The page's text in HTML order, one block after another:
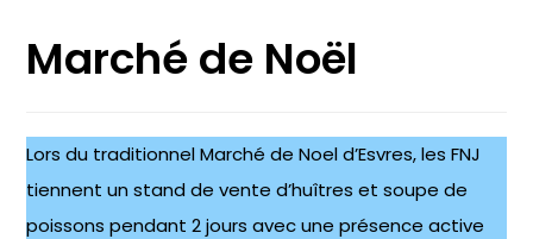
Marché de Noël
Lors du traditionnel Marché de Noel d’Esvres, les FNJ
tiennent un stand de vente d’huîtres et soupe de
poissons pendant 2 jours avec une présence active